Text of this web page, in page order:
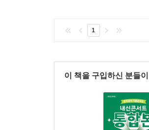
1
이 책을 구입하신 분들